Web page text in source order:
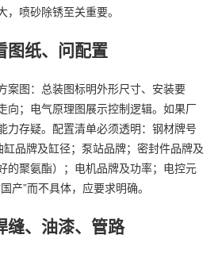
喷砂除锈至关重要。
图纸、问配置
案图：总装图标明外形尺寸、安装要
向；电气原理图展示控制逻辑。如果厂
力存疑。配置清单必须透明：钢材牌号
缸品牌及缸径；泵站品牌；密封件品牌及
的聚氨酯）；电机品牌及功率；电控元
产”而不具体，应要求明确。
缝、油漆、管路